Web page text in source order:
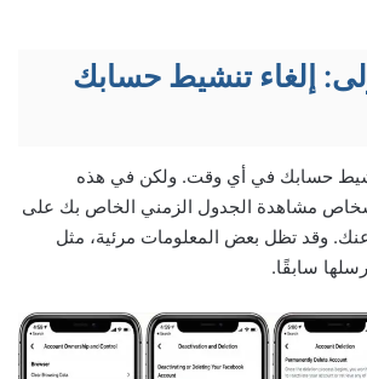
إلغاء تنشيط حسابك
حسابك في أي وقت. ولكن في هذه
مشاهدة الجدول الزمني الخاص بك على
وقد تظل بعض المعلومات مرئية، مثل
سابقًا.